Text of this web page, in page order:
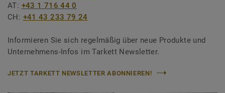
AT: +43 1 716 44 0
CH: +41 43 233 79 24
Informieren Sie sich regelmäßig über neue Produkte und
Unternehmens-Infos im Tarkett Newsletter.
JETZT TARKETT NEWSLETTER ABONNIEREN!